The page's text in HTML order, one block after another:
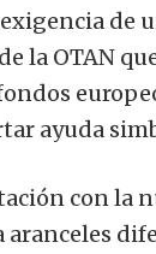
la OTAN
ayuda
con la